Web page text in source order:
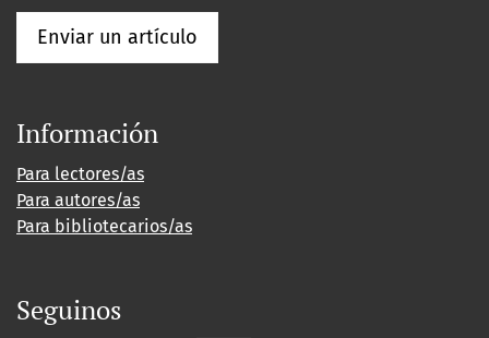
Enviar un artículo
Información
Para lectores/as
Para autores/as
Para bibliotecarios/as
Seguinos